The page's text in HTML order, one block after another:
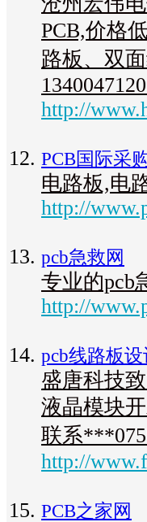
PCB,价格
路板、双
http://
PCB国际采
电路板,电
http://
pcb急救网
专业的pcb
http://
pcb线路板
盛唐科技
液晶模块
联系
http://
PCB之家网